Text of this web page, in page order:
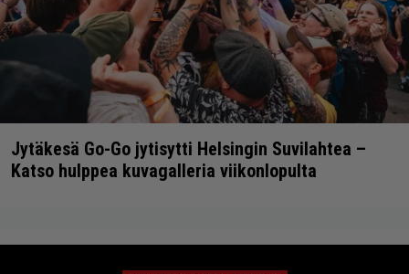
Jytäkesä Go-Go jytisytti Helsingin Suvilahtea –
Katso hulppea kuvagalleria viikonlopulta